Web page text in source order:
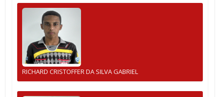
RICHARD CRISTOFFER DA SILVA GABRIEL